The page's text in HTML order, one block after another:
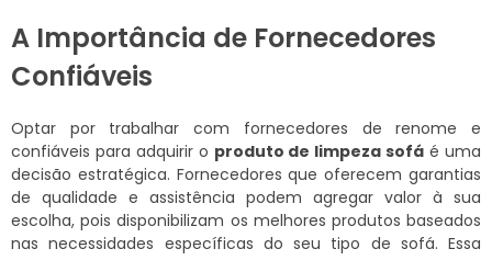
A Importância de Fornecedores
Confiáveis
Optar por trabalhar com fornecedores de renome e
confiáveis para adquirir o produto de limpeza sofá é uma
decisão estratégica. Fornecedores que oferecem garantias
de qualidade e assistência podem agregar valor à sua
escolha, pois disponibilizam os melhores produtos baseados
nas necessidades específicas do seu tipo de sofá. Essa